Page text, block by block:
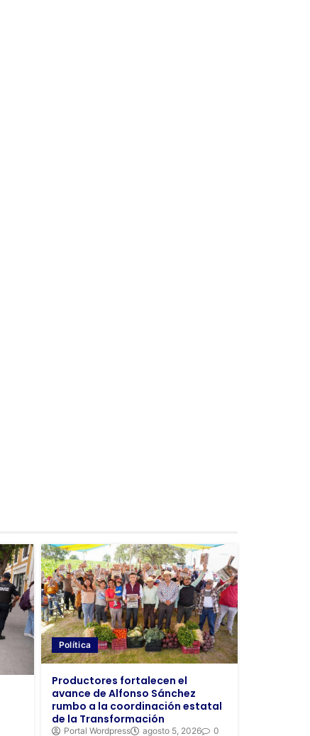
Política
Productores fortalecen el
avance de Alfonso Sánchez
rumbo a la coordinación estatal
de la Transformación
Portal Wordpress agosto 5, 2026 0